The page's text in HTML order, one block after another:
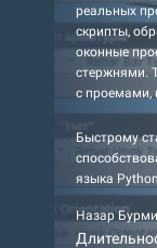
реальных
скрипты,
оконные
стержнями.
с проемами,
Быстрому
языка
Назар